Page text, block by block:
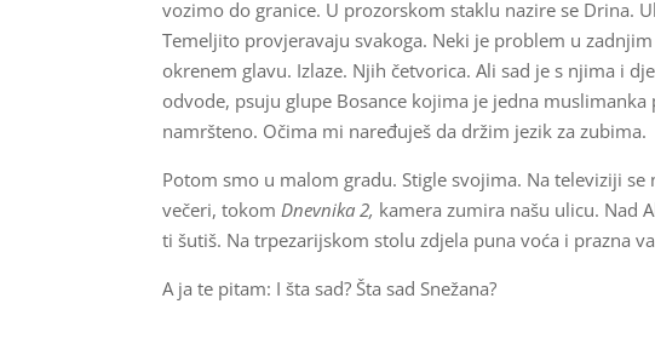
vozimo do granice. U prozorskom staklu nazire se Drina.
Temeljito provjeravaju svakoga. Neki je problem u
okrenem glavu. Izlaze. Njih četvorica. Ali sad je s njima i
odvode, psuju glupe Bosance kojima je jedna
namršteno. Očima mi naređuješ da držim jezik za zubima.
Potom smo u malom gradu. Stigle svojima. Na televiziji
večeri, tokomDnevnika 2, kamera zumira našu ulicu. Nad
ti šutiš. Na trpezarijskom stolu zdjela puna voća i prazna
A ja te pitam: I šta sad? Šta sad Snežana?